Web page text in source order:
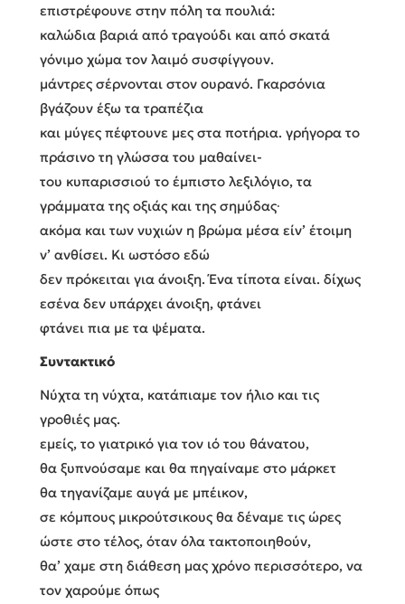
επιστρέφουνε στην πόλη τα πουλιά:
καλώδια βαριά από τραγούδι και από σκατά
γόνιμο χώμα τον λαιμό συσφίγγουν.
μάντρες σέρνονται στον ουρανό. Γκαρσόνια
βγάζουν έξω τα τραπέζια
και μύγες πέφτουνε μες στα ποτήρια. γρήγορα το
πράσινο τη γλώσσα του μαθαίνει-
του κυπαρισσιού το έμπιστο λεξιλόγιο, τα
γράμματα της οξιάς και της σημύδας∙
ακόμα και των νυχιών η βρώμα μέσα είν’ έτοιμη
ν’ ανθίσει. Κι ωστόσο εδώ
δεν πρόκειται για άνοιξη. Ένα τίποτα είναι. δίχως
εσένα δεν υπάρχει άνοιξη, φτάνει
φτάνει πια με τα ψέματα.
Συντακτικό
Νύχτα τη νύχτα, κατάπιαμε τον ήλιο και τις
γροθιές μας.
εμείς, το γιατρικό για τον ιό του θάνατου,
θα ξυπνούσαμε και θα πηγαίναμε στο μάρκετ
θα τηγανίζαμε αυγά με μπέικον,
σε κόμπους μικρούτσικους θα δέναμε τις ώρες
ώστε στο τέλος, όταν όλα τακτοποιηθούν,
θα’ χαμε στη διάθεση μας χρόνο περισσότερο, να
τον χαρούμε όπως